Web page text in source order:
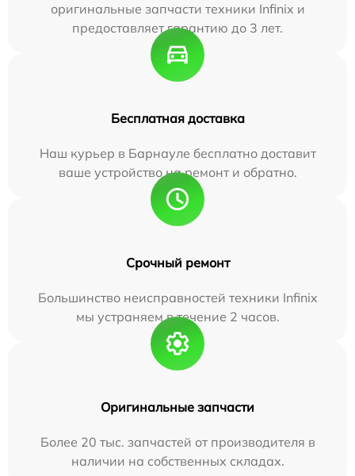
оригинальные запчасти техники Infinix и
предоставляет гарантию до 3 лет.
Бесплатная доставка
Наш курьер в Барнауле бесплатно доставит
ваше устройство на ремонт и обратно.
Срочный ремонт
Большинство неисправностей техники Infinix
мы устраняем в течение 2 часов.
Оригинальные запчасти
Более 20 тыс. запчастей от производителя в
наличии на собственных складах.